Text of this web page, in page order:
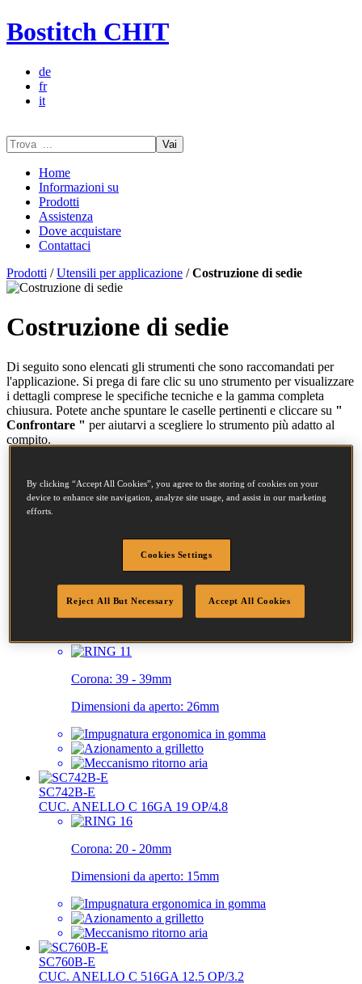
Bostitch CHIT
de
fr
it
Vai
Home
Informazioni su
Prodotti
Assistenza
Dove acquistare
Contattaci
Prodotti /Utensili per applicazione /Costruzione di sedie
Costruzione di sedie
Di seguito sono elencati gli strumenti che sono raccomandati per
l'applicazione. Si prega di fare clic su uno strumento per visualizzare
i dettagli comprese le specifiche tecniche e la gamma completa
chiusura. Potete anche spuntare le caselle pertinenti e cliccare su "
Confrontare " per aiutarvi a scegliere lo strumento più adatto al
compito.
SC50HPB-E
CUC. ANELLO C 11GA
39 - 39mm
SC50TB-E
Corona: 39 - 39mm
Dimensioni da aperto: 26mm
SC742B-E
CUC. ANELLO C 16GA 19 OP/4.8
Corona: 20 - 20mm
Dimensioni da aperto: 15mm
SC760B-E
CUC. ANELLO C 516GA 12.5 OP/3.2
By clicking “Accept All Cookies”, you agree to the storing of cookies on your
device to enhance site navigation, analyze site usage, and assist in our marketing
efforts.
Cookies Settings
Reject All But Necessary Accept All Cookies